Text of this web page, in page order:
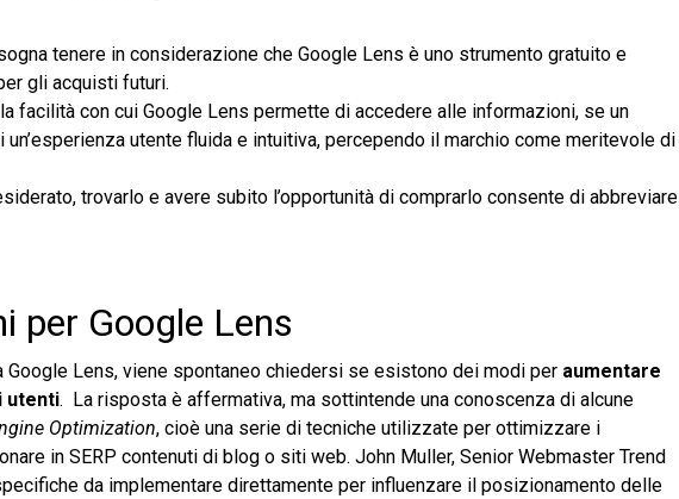
tenere in considerazione che Google Lens è uno strumento gratuito e
gli acquisti futuri.
facilità con cui Google Lens permette di accedere alle informazioni, se un
utente fluida e intuitiva, percependo il marchio come meritevole di
trovarlo e avere subito l’opportunità di comprarlo consente di abbreviare
per Google Lens
Lens, viene spontaneo chiedersi se esistono dei modi per aumentare
utenti. La risposta è affermativa, ma sottintende una conoscenza di alcune
Optimization, cioè una serie di tecniche utilizzate per ottimizzare i
in SERP contenuti di blog o siti web. John Muller, Senior Webmaster Trend
da implementare direttamente per influenzare il posizionamento delle